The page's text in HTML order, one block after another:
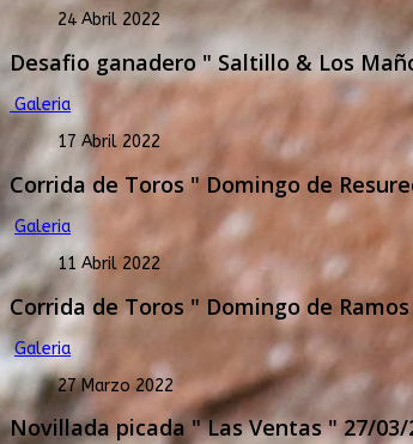
24 Abril 2022
Desafio ganadero " Saltillo & Los
Galeria
17 Abril 2022
Corrida de Toros " Domingo de
Galeria
11 Abril 2022
Corrida de Toros " Domingo de
Galeria
27 Marzo 2022
Novillada picada " Las Ventas " 27/03/